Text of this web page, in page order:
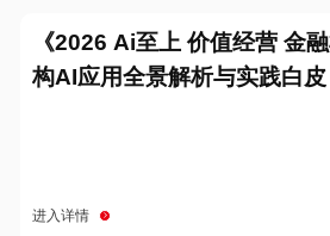
《2026 Ai至上 价值经营 金
构AI应用全景解析与实践白皮
进入详情